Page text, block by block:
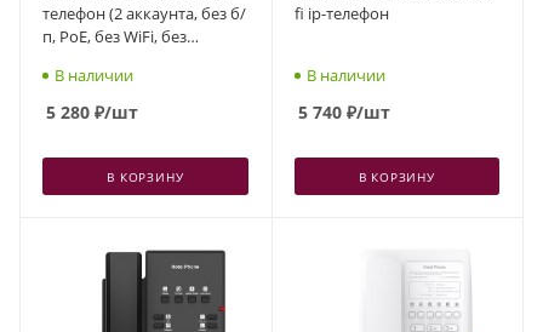
телефон (2 аккаунта, без б/
п, PoE, без WiFi, без
В наличии
5 280 ₽/шт
В КОРЗИНУ
fi ip-телефон
В наличии
5 740₽/шт
В КОРЗИНУ